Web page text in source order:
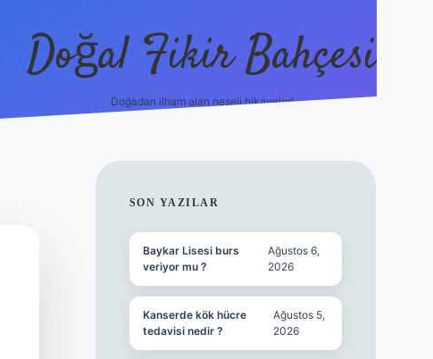
Doğal Fikir Bahçesi
Doğadan ilham alan neşeli hikayeler!
SIDEBAR
SON YAZILAR
Baykar Lisesi burs
veriyor mu ?
Ağustos 6,
2026
Kanserde kök hücre
tedavisi nedir ?
Ağustos 5,
2026
grandoperabet